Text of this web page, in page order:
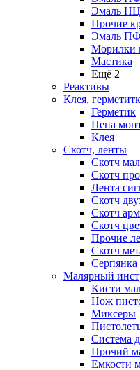
Эмаль НЦ
Прочие
Эмаль
Морилки
Мастика
Ещё 2
Реактивы
Клея,
Герметик
Пена
Клея
Скотч, ленты
Скотч
Скотч
Лента
Скотч
Скотч
Скотч
Прочие
Скотч
Серпянка
Малярный
Кисти
Нож
Миксеры
Система
Прочий
Емкости